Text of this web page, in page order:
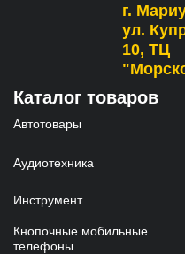
г.
ул.
10, ТЦ
Каталог товаров
Автотовары
Аудиотехника
Инструмент
Кнопочные мобильные
телефоны